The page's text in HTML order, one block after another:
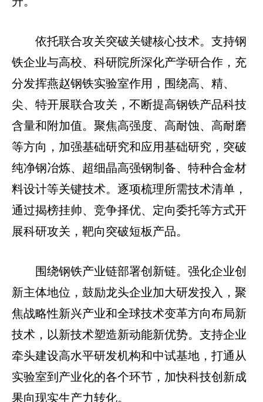
依托联合攻关突破关键核心技术。支持钢
铁企业与高校、科研院所深化产学研合作，充
分发挥燕赵钢铁实验室作用，围绕高、精、
尖、特开展联合攻关，不断提高钢铁产品科技
含量和附加值。聚焦高强度、高耐蚀、高耐磨
等方向，加强基础研究和应用基础研究，突破
纯净钢冶炼、超细晶高强钢制备、特种合金材
料设计等关键技术。逐项梳理所需技术清单，
通过揭榜挂帅、竞争择优、定向委托等方式开
展科研攻关，靶向突破短板产品。
围绕钢铁产业链部署创新链。强化企业创
新主体地位，鼓励龙头企业加大研发投入，聚
焦战略性新兴产业和全球技术变革方向布局新
技术，以新技术塑造新动能新优势。支持企业
牵头建设高水平研发机构和中试基地，打通从
实验室到产业化的各个环节，加快科技创新成
果向现实生产力转化。